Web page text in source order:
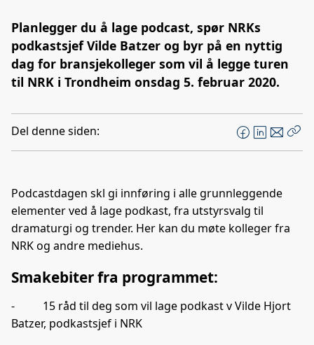
Planlegger du å lage podcast, spør NRKs
podkastsjef Vilde Batzer og byr på en nyttig
dag for bransjekolleger som vil å legge turen
til NRK i Trondheim onsdag 5. februar 2020.
Del denne siden:
F
a
e
b
o
L
i
k
e
d
I
E
-
o
t
Podcastdagen skl gi innføring i alle grunnleggende
elementer ved å lage podkast, fra utstyrsvalg til
dramaturgi og trender. Her kan du møte kolleger fra
NRK og andre mediehus.
Smakebiter fra programmet:
- 15 råd til deg som vil lage podkast v Vilde Hjort
Batzer, podkastsjef i NRK